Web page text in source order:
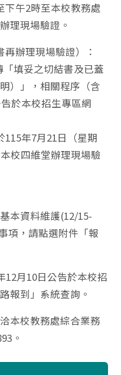
下午2時至本校教務處
理現場驗證。
辦理現場驗證）：
「填妥之切結書及已蓋
）」，相關程序（含
於本校招生專區網
115年7月21日（星期
校四維堂辦理現場驗
本資料維護(12/15-
項，請點選附件「報
12月10日公告於本校招
報到」系統查詢。
本校教務處綜合業務
。